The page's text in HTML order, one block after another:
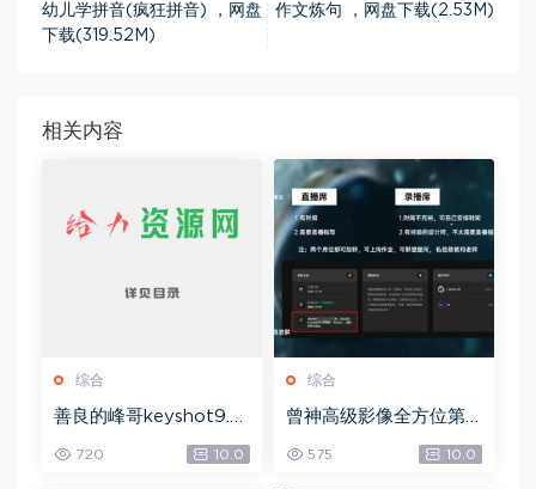
幼儿学拼音(疯狂拼音) ，网盘
下载(319.52M)
作文炼句 ，网盘下载(2.53M)
相关内容
综合
善良的峰哥keyshot9.0
6G)
720 10.0
综合
曾神高级影像全方位第
G)
575 10.0